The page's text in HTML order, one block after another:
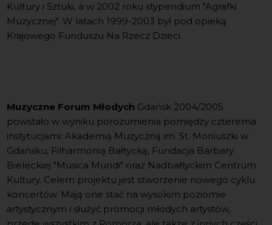
Kultury i Sztuki, a w 2002 roku stypendium "Agrafki
Muzycznej". W latach 1999-2003 był pod opieką
Krajowego Funduszu Na Rzecz Dzieci.
Muzyczne Forum Młodych Gdańsk 2004/2005
powstało w wyniku porozumienia pomiędzy czterema
instytucjami: Akademią Muzyczną im. St. Moniuszki w
Gdańsku, Filharmonią Bałtycką, Fundacja Barbary
Bieleckiej "Musica Mundi" oraz Nadbałtyckim Centrum
Kultury. Celem projektu jest stworzenie nowego cyklu
koncertów. Mają one stać na wysokim poziomie
artystycznym i służyć promocji młodych artystów,